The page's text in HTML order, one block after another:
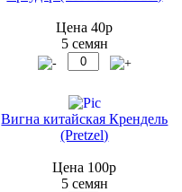
Цена 40р
5 семян
Вигна китайская Крендель
(Pretzel)
Цена 100р
5 семян